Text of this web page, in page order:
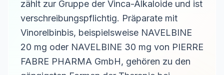
zählt zur Gruppe der Vinca-Alkaloide und ist
verschreibungspflichtig. Präparate mit
Vinorelbinbis, beispielsweise NAVELBINE
20 mg oder NAVELBINE 30 mg von PIERRE
FABRE PHARMA GmbH, gehören zu den